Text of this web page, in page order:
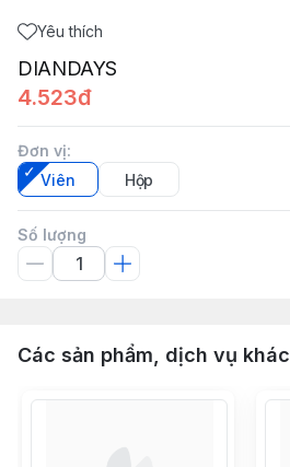
Yêu thích
DIANDAYS
4.523đ
Đơn vị:
Viên
Hộp
Số lượng
Các sản phẩm, dịch vụ khác